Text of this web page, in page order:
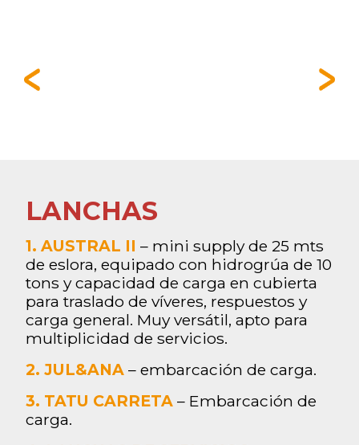
LANCHAS
1. AUSTRAL II – mini supply de 25 mts
de eslora, equipado con hidrogrúa de 10
tons y capacidad de carga en cubierta
para traslado de víveres, respuestos y
carga general. Muy versátil, apto para
multiplicidad de servicios.
2. JUL&ANA – embarcación de carga.
3. TATU CARRETA – Embarcación de
carga.